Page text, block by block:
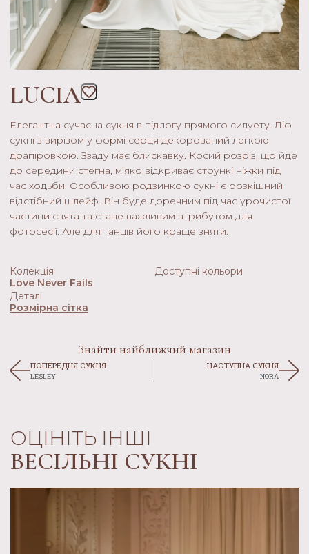
LUCIA
Елегантна сучасна сукня в підлогу прямого силуету. Ліф
сукні з вирізом у формі серця декорований легкою
драпіровкою. Ззаду має блискавку. Косий розріз, що йде
до середини стегна, м’яко відкриває стрункі ніжки під
час ходьби. Особливою родзинкою сукні є розкішний
відстібний шлейф. Він буде доречним під час урочистої
частини свята та стане важливим атрибутом для
фотосесії. Але для танців його краще зняти.
Колекція
Love Never Fails
Доступні кольори
Деталі
Розмірна сітка
Знайти найближчий магазин
ПОПЕРЕДНЯ СУКНЯ
LESLEY
НАСТУПНА СУКНЯ
NORA
ОЦІНІТЬ ІНШІ
ВЕСІЛЬНІ СУКНІ